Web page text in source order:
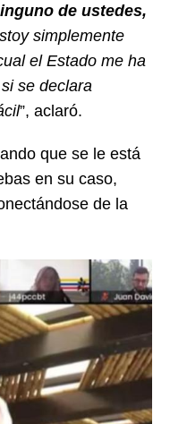
de ustedes,
simplemente
el Estado me ha
se declara
”, aclaró.
que se le está
en su caso,
de la